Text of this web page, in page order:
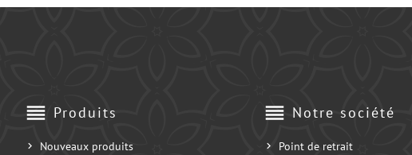
reorder Produits
Nouveaux produits
reorder Notre société
Point de retrait